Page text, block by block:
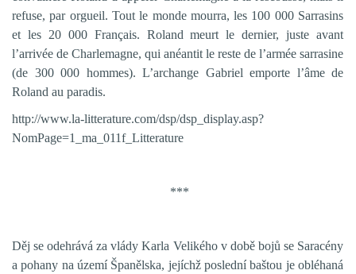
refuse, par orgueil. Tout le monde mourra, les 100 000 Sarrasins
et les 20 000 Français. Roland meurt le dernier, juste avant
l’arrivée de Charlemagne, qui anéantit le reste de l’armée sarrasine
(de 300 000 hommes). L’archange Gabriel emporte l’âme de
Roland au paradis.
http://www.la-litterature.com/dsp/dsp_display.asp?
NomPage=1_ma_011f_Litterature
***
Děj se odehrává za vlády Karla Velikého v době bojů se Saracény
a pohany na území Španělska, jejíchž poslední baštou je obléhaná